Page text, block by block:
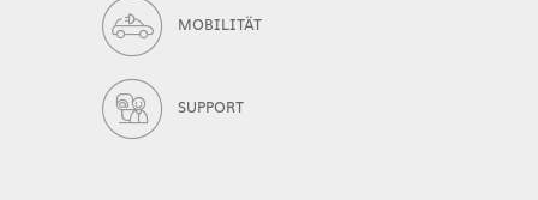
MOBILITÄT
SUPPORT